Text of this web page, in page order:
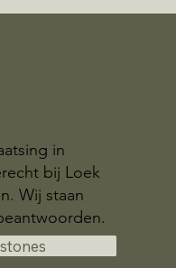
in
bij Loek
Wij staan